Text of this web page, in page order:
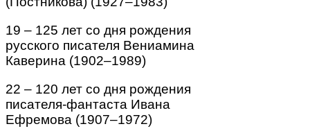
19 – 125 лет со дня рождения
русского писателя Вениамина
Каверина (1902–1989)
22 – 120 лет со дня рождения
писателя-фантаста Ивана
Ефремова (1907–1972)